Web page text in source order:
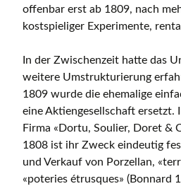
offenbar erst ab 1809, nach
kostspieliger Experimente,
In der Zwischenzeit hatte das
weitere Umstrukturierung
1809 wurde die ehemalige
eine Aktiengesellschaft ersetzt.
Firma «Dortu, Soulier, Doret &
1808 ist ihr Zweck eindeutig
und Verkauf von Porzellan,
«poteries étrusques» (Bonnard